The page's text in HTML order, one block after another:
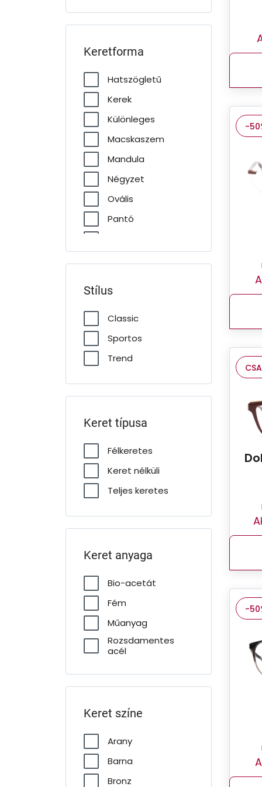
Keretforma
Hatszögletű
Kerek
Különleges
Macskaszem
Mandula
Négyzet
Ovális
Pantó
Stílus
Classic
Sportos
Trend
Keret típusa
Félkeretes
Keret nélküli
Teljes keretes
Keret anyaga
Bio-acetát
Fém
Műanyag
Rozsdamentes
acél
Keret színe
Arany
Barna
Bronz
-
-